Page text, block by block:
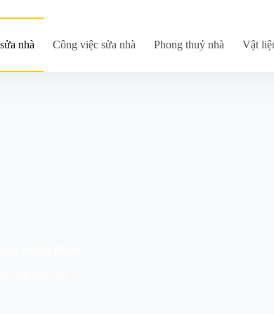
nhà Công việc sửa nhà Phong thuỷ nhà Vật